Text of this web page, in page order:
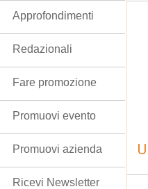
Approfondimenti
Redazionali
Fare promozione
Promuovi evento
Promuovi azienda
Ricevi Newsletter